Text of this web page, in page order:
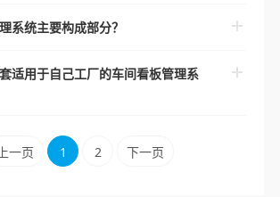
系统主要构成部分？
适用于自己工厂的车间看板管理系
上一页 1 2 下一页